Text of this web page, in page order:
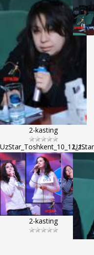
2-kasting
UzStar_Toshkent_10_12_1...
2-kasting